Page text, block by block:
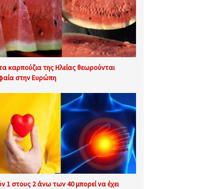
τα καρπούζια της Ηλείας θεωρούνται
στην Ευρώπη
1 στους 2 άνω των 40 μπορεί να έχει